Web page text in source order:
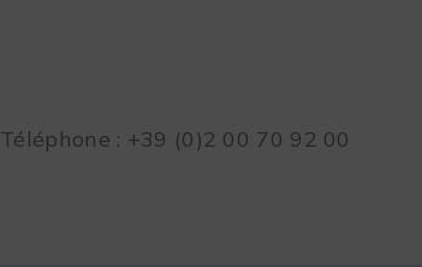
Téléphone : +39 (0)2 00 70 92 00